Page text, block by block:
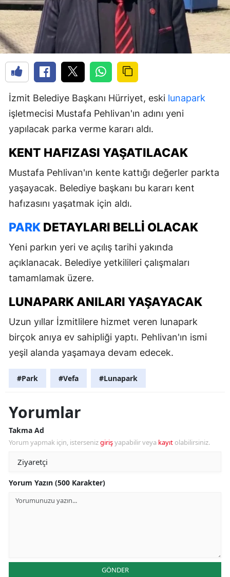
İzmit Belediye Başkanı Hürriyet, eski lunapark
işletmecisi Mustafa Pehlivan'ın adını yeni
yapılacak parka verme kararı aldı.
KENT HAFIZASI YAŞATILACAK
Mustafa Pehlivan'ın kente kattığı değerler parkta
yaşayacak. Belediye başkanı bu kararı kent
hafızasını yaşatmak için aldı.
PARK DETAYLARI BELLI OLACAK
Yeni parkın yeri ve açılış tarihi yakında
açıklanacak. Belediye yetkilileri çalışmaları
tamamlamak üzere.
LUNAPARK ANILARI YAŞAYACAK
Uzun yıllar İzmitlilere hizmet veren lunapark
birçok anıya ev sahipliği yaptı. Pehlivan'ın ismi
yeşil alanda yaşamaya devam edecek.
#Park #Vefa #Lunapark
Yorumlar
Takma Ad
Yorum yapmak için, istersenizgirişyapabilir veya kayıt olabilirsiniz.
Yorum Yazın (500 Karakter)
GÖNDER